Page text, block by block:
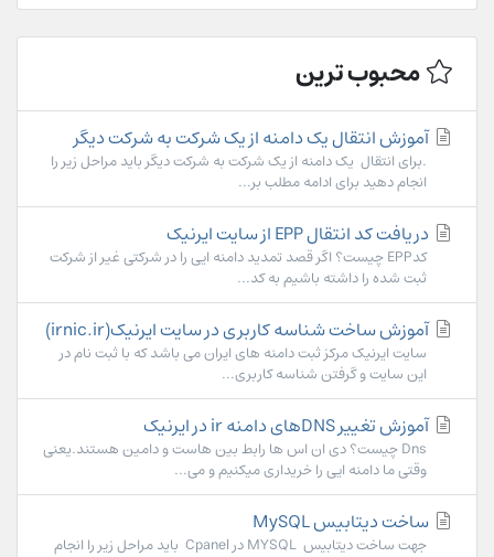
محبوب ترین
آموزش انتقال یک دامنه از یک شرکت به شرکت دیگر
.برای انتقال یک دامنه از یک شرکت به شرکت دیگر باید مراحل زیر را
انجام دهید برای ادامه مطلب بر...
دریافت کد انتقال EPP از سایت ایرنیک
کدEPP چیست؟ اگر قصد تمدید دامنه ایی را در شرکتی غیر از شرکت
ثبت شده را داشته باشیم به کد...
آموزش ساخت شناسه کاربری در سایت ایرنیک(irnic.ir)
سایت ایرنیک مرکز ثبت دامنه های ایران می باشد که با ثبت نام در
این سایت و گرفتن شناسه کاربری...
آموزش تغییر DNSهای دامنه ir در ایرنیک
Dns چیست؟ دی ان اس ها رابط بین هاست و دامین هستند.یعنی
وقتی ما دامنه ایی را خریداری میکنیم و می...
ساخت دیتابیس MySQL
جهت ساخت دیتابیس MYSQL در Cpanel باید مراحل زیر را انجام